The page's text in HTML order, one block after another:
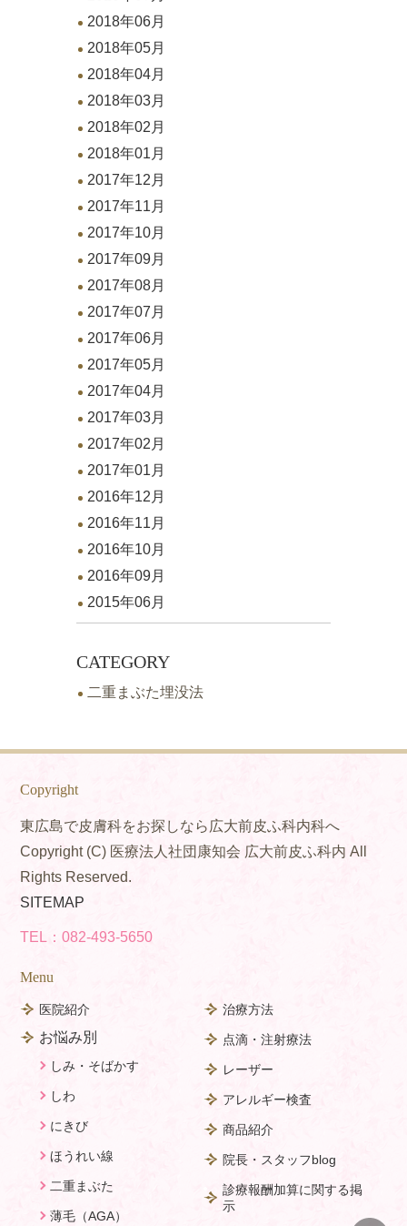
2018年06月
2018年05月
2018年04月
2018年03月
2018年02月
2018年01月
2017年12月
2017年11月
2017年10月
2017年09月
2017年08月
2017年07月
2017年06月
2017年05月
2017年04月
2017年03月
2017年02月
2017年01月
2016年12月
2016年11月
2016年10月
2016年09月
2015年06月
CATEGORY
二重まぶた埋没法
Copyright
東広島で皮膚科をお探しなら広大前皮ふ科内科へ
Copyright (C) 医療法人社団康知会 広大前皮ふ科内 All
Rights Reserved.
SITEMAP
TEL：082-493-5650
Menu
医院紹介
お悩み別
しみ・そばかす
しわ
にきび
ほうれい線
二重まぶた
薄毛（AGA）
治療方法
点滴・注射療法
レーザー
アレルギー検査
商品紹介
院長・スタッフblog
診療報酬加算に関する掲
示